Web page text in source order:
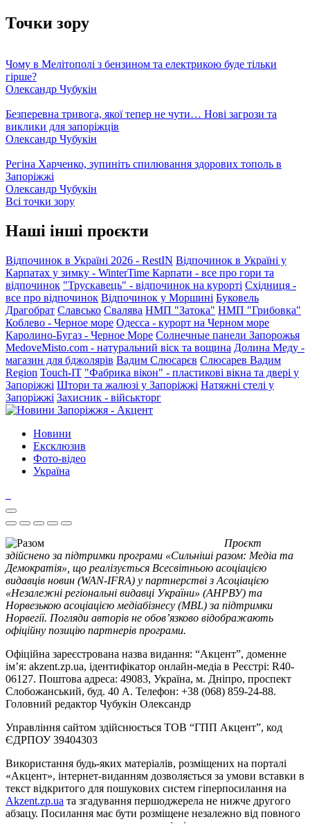
Точки зору
Чому в Мелітополі з бензином та електрикою буде тільки
гірше?
Олександр Чубукін
Безперевна тривога, якої тепер не чути… Нові загрози та
виклики для запоріжців
Олександр Чубукін
Регіна Харченко, зупиніть спилювання здорових тополь в
Запоріжжі
Олександр Чубукін
Всі точки зору
Наші інші проєкти
Відпочинок в Україні 2026 - RestIN Відпочинок в Україні у
Карпатах у зимку - WinterTime Карпати - все про гори та
відпочинок "Трускавець" - відпочинок на курорті Східниця -
все про відпочинок Відпочинок у Моршині Буковель
Драгобрат Славсько Свалява НМП "Затока" НМП "Грибовка"
Коблево - Черное море Одесса - курорт на Черном море
Каролино-Бугаз - Черное Море Солнечные панели Запорожья
MedoveMisto.com - натуральний віск та вощина Долина Меду -
магазин для бджолярів Вадим Слюсарєв Слюсарев Вадим
Region Touch-IT "Фабрика вікон" - пластикові вікна та двері у
Запоріжжі Штори та жалюзі у Запоріжжі Натяжні стелі у
Запоріжжі Захисник - військторг
Новини
Ексклюзив
Фото-відео
Україна
Проєкт
здійснено за підтримки програми «Сильніші разом: Медіа та
Демократія», що реалізується Всесвітньою асоціацією
видавців новин (WAN-IFRA) у партнерстві з Асоціацією
«Незалежні регіональні видавці України» (АНРВУ) та
Норвезькою асоціацією медіабізнесу (MBL) за підтримки
Норвегії. Погляди авторів не обов’язково відображають
офіційну позицію партнерів програми.
Офіційна зареєстрована назва видання: “Акцент”, доменне
ім’я: akzent.zp.ua, ідентифікатор онлайн-медіа в Реєстрі: R40-
06127. Поштова адреса: 49083, Україна, м. Дніпро, проспект
Слобожанський, буд. 40 А. Телефон: +38 (068) 859-24-88.
Головний редактор Чубукін Олександр
Управління сайтом здійснюється ТОВ “ГПП Акцент”, код
ЄДРПОУ 39404303
Використання будь-яких матеріалів, розміщених на порталі
«Акцент», інтернет-виданням дозволяється за умови вставки в
текст відкритого для пошукових систем гіперпосилання на
Akzent.zp.ua та згадування першоджерела не нижче другого
абзацу. Посилання має бути розміщене незалежно від повного